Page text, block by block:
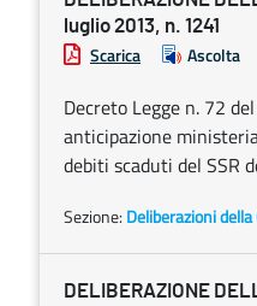
luglio 2013, n. 1241
Scarica Ascolta
Decreto Legge n. 72
anticipazione
debiti scaduti del SSR
Sezione: Deliberazioni
DELIBERAZIONE